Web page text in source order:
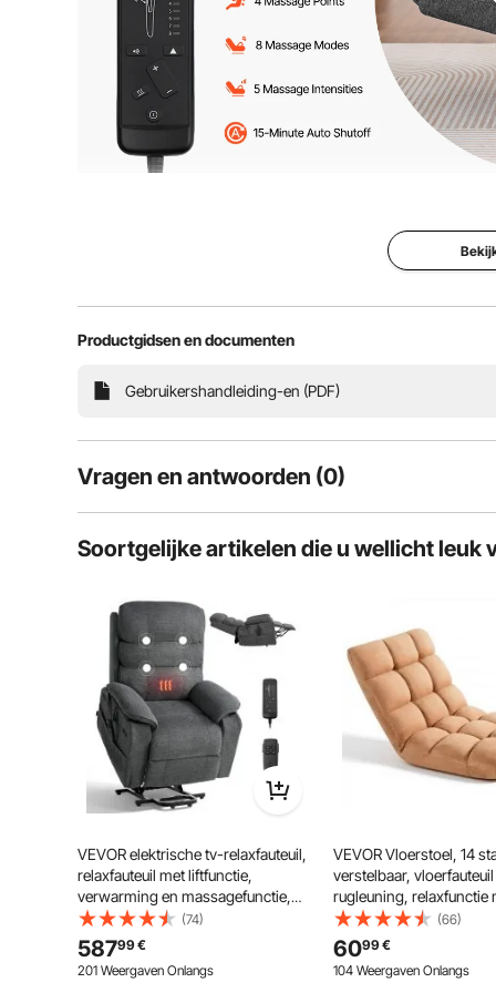
hoeken, van 45° om senioren te helpen
Deze elektrische relaxfauteuil is verstelbaar van
lezen, tv kijken en rusten. Druk eenvoudig op de
Productgidsen en documenten
Gebruikershandleiding-en (PDF)
Vragen en antwoorden (0)
Is het product duurzaam? ...
Stel de eerste vraag
Soortgelijke artikelen die u wellicht leuk
VEVOR elektrische tv-relaxfauteuil,
relaxfauteuil met liftfunctie,
verwarming en massagefunctie,
traploos verstelbare stoel voor
senioren, massagestoel met
chenille bekleding en
afstandsbediening, donkergrijs
(74)
58799€
201 Weergaven Onlangs
VEVOR Vloerstoel, 14
verstelbaar,
rugleuning, relaxfunctie
metalen frame, schuim-
koraalvliesbekleding,
multifunctioneel om te
ontspannen, bruin
(66)
6099€
104 Weergaven Onlangs